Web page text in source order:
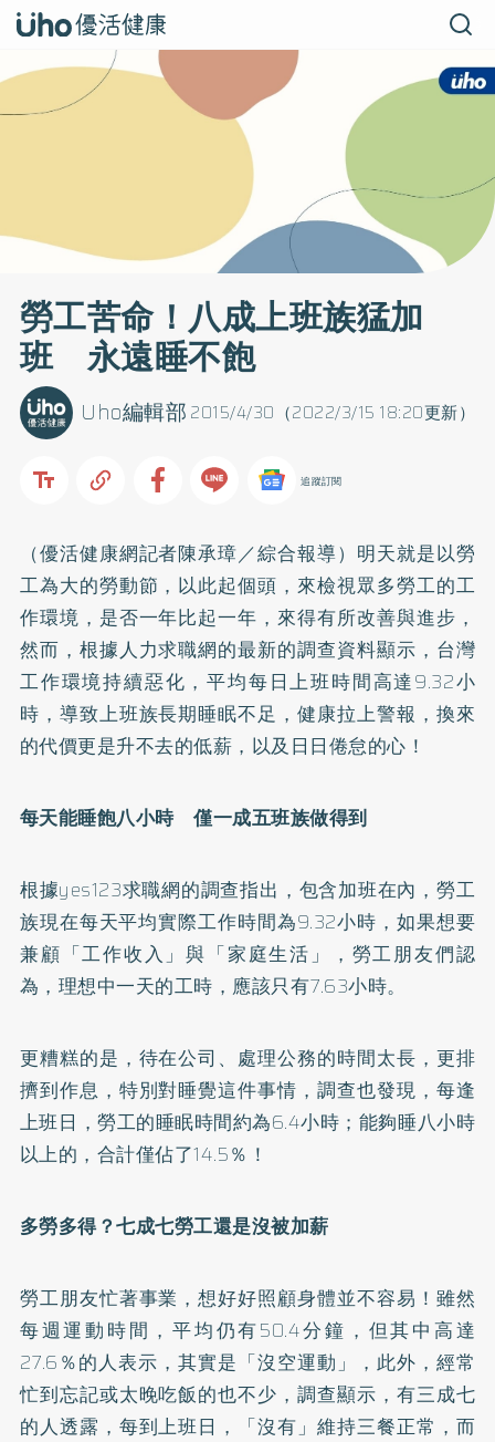
勞工苦命！八成上班族猛加
班 永遠睡不飽
2015/4/30（2022/3/15 18:20更新）
Uho編輯部
追蹤訂閱
（優活健康網記者陳承璋／綜合報導）明天就是以勞
工為大的勞動節，以此起個頭，來檢視眾多勞工的工
作環境，是否一年比起一年，來得有所改善與進步，
然而，根據人力求職網的最新的調查資料顯示，台灣
工作環境持續惡化，平均每日上班時間高達9.32小
時，導致上班族長期睡眠不足，健康拉上警報，換來
的代價更是升不去的低薪，以及日日倦怠的心！
每天能睡飽八小時 僅一成五班族做得到
根據yes123求職網的調查指出，包含加班在內，勞工
族現在每天平均實際工作時間為9.32小時，如果想要
兼顧「工作收入」與「家庭生活」，勞工朋友們認
為，理想中一天的工時，應該只有7.63小時。
更糟糕的是，待在公司、處理公務的時間太長，更排
擠到作息，特別對睡覺這件事情，調查也發現，每逢
上班日，勞工的睡眠時間約為6.4小時；能夠睡八小時
以上的，合計僅佔了14.5％！
多勞多得？七成七勞工還是沒被加薪
勞工朋友忙著事業，想好好照顧身體並不容易！雖然
每週運動時間，平均仍有50.4分鐘，但其中高達
27.6％的人表示，其實是「沒空運動」，此外，經常
忙到忘記或太晚吃飯的也不少，調查顯示，有三成七
的人透露，每到上班日，「沒有」維持三餐正常，而